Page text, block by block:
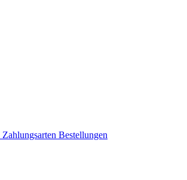
Zahlungsarten Bestellungen